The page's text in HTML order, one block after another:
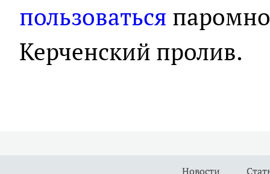
пользоваться
Керченский пролив.
Новости